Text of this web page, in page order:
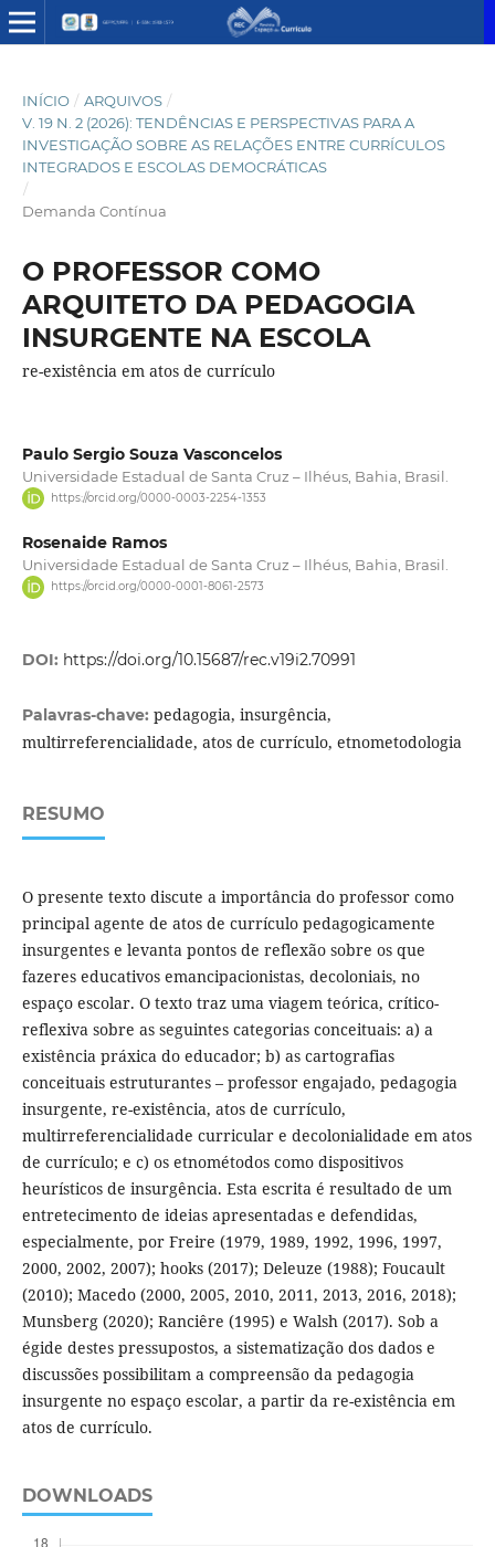
INÍCIO / ARQUIVOS /
V. 19 N. 2 (2026): TENDÊNCIAS E PERSPECTIVAS PARA A
INVESTIGAÇÃO SOBRE AS RELAÇÕES ENTRE CURRÍCULOS
INTEGRADOS E ESCOLAS DEMOCRÁTICAS
/
Demanda Contínua
O PROFESSOR COMO
ARQUITETO DA PEDAGOGIA
INSURGENTE NA ESCOLA
re-existência em atos de currículo
Paulo Sergio Souza Vasconcelos
Universidade Estadual de Santa Cruz – Ilhéus, Bahia, Brasil.
https://orcid.org/0000-0003-2254-1353
Rosenaide Ramos
Universidade Estadual de Santa Cruz – Ilhéus, Bahia, Brasil.
https://orcid.org/0000-0001-8061-2573
DOI: https://doi.org/10.15687/rec.v19i2.70991
Palavras-chave: pedagogia, insurgência,
multirreferencialidade, atos de currículo, etnometodologia
RESUMO
O presente texto discute a importância do professor como
principal agente de atos de currículo pedagogicamente
insurgentes e levanta pontos de reflexão sobre os que
fazeres educativos emancipacionistas, decoloniais, no
espaço escolar. O texto traz uma viagem teórica, crítico-
reflexiva sobre as seguintes categorias conceituais: a) a
existência práxica do educador; b) as cartografias
conceituais estruturantes – professor engajado, pedagogia
insurgente, re-existência, atos de currículo,
multirreferencialidade curricular e decolonialidade em atos
de currículo; e c) os etnométodos como dispositivos
heurísticos de insurgência. Esta escrita é resultado de um
entretecimento de ideias apresentadas e defendidas,
especialmente, por Freire (1979, 1989, 1992, 1996, 1997,
2000, 2002, 2007); hooks (2017); Deleuze (1988); Foucault
(2010); Macedo (2000, 2005, 2010, 2011, 2013, 2016, 2018);
Munsberg (2020); Ranciêre (1995) e Walsh (2017). Sob a
égide destes pressupostos, a sistematização dos dados e
discussões possibilitam a compreensão da pedagogia
insurgente no espaço escolar, a partir da re-existência em
atos de currículo.
DOWNLOADS